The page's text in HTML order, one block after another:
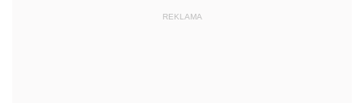
REKLAMA